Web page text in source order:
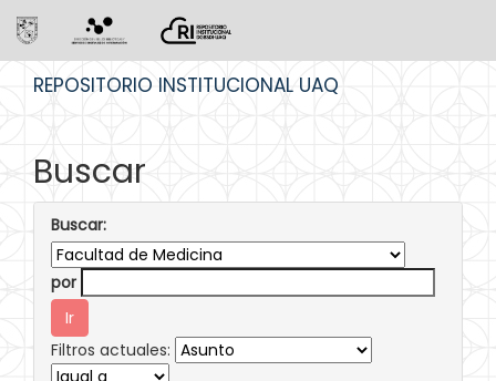
REPOSITORIO INSTITUCIONAL UAQ
Buscar
Buscar:
por
Filtros actuales: